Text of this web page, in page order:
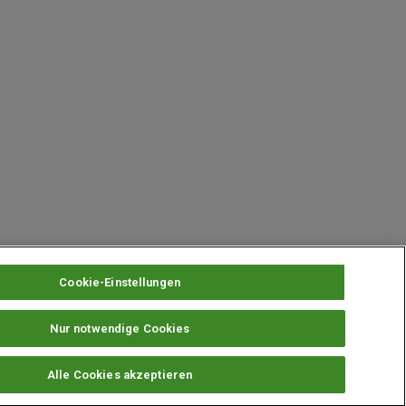
Cookie-Einstellungen
Nur notwendige Cookies
Alle Cookies akzeptieren